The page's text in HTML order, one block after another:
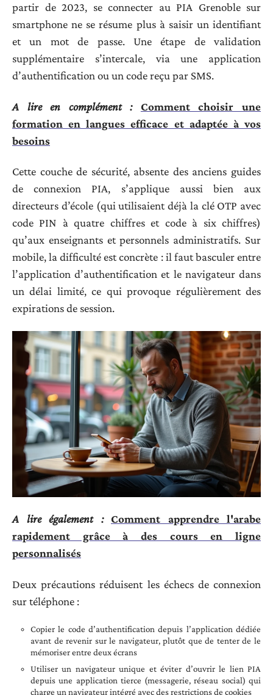
partir de 2023, se connecter au PIA Grenoble sur
smartphone ne se résume plus à saisir un identifiant
et un mot de passe. Une étape de validation
supplémentaire s’intercale, via une application
d’authentification ou un code reçu par SMS.
A lire en complément :
Comment choisir une
formation en langues efficace et adaptée à vos
besoins
Cette couche de sécurité, absente des anciens guides
de connexion PIA, s’applique aussi bien aux
directeurs d’école (qui utilisaient déjà la clé OTP avec
code PIN à quatre chiffres et code à six chiffres)
qu’aux enseignants et personnels administratifs. Sur
mobile, la difficulté est concrète : il faut basculer entre
l’application d’authentification et le navigateur dans
un délai limité, ce qui provoque régulièrement des
expirations de session.
A lire également : Comment apprendre l'arabe
rapidement grâce à des cours en ligne
personnalisés
Deux précautions réduisent les échecs de connexion
sur téléphone :
Copier le code d’authentification depuis l’application dédiée
avant de revenir sur le navigateur, plutôt que de tenter de le
mémoriser entre deux écrans
Utiliser un navigateur unique et éviter d’ouvrir le lien PIA
depuis une application tierce (messagerie, réseau social) qui
charge un navigateur intégré avec des restrictions de cookies